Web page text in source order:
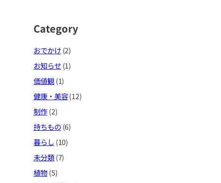
Category
おでかけ(2)
お知らせ(1)
価値観(1)
健康・美容(12)
制作(2)
持ちもの (6)
暮らし (10)
未分類(7)
植物(5)